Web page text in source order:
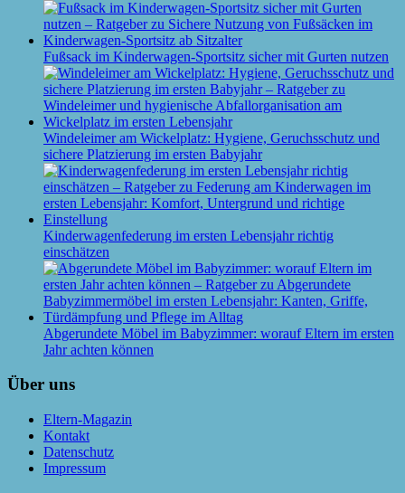
Fußsack im Kinderwagen-Sportsitz sicher mit Gurten nutzen
Windeleimer am Wickelplatz: Hygiene, Geruchsschutz und
sichere Platzierung im ersten Babyjahr
Kinderwagenfederung im ersten Lebensjahr richtig
einschätzen
Abgerundete Möbel im Babyzimmer: worauf Eltern im ersten
Jahr achten können
Über uns
Eltern-Magazin
Kontakt
Datenschutz
Impressum